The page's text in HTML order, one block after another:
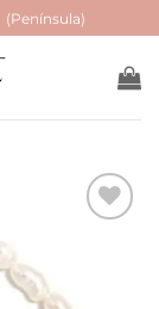
(Península)